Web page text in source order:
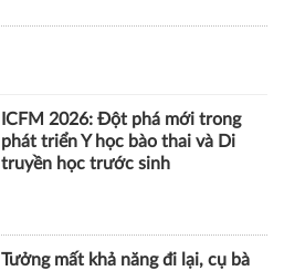
ICFM 2026: Đột phá mới trong
phát triển Y học bào thai và Di
truyền học trước sinh
Tưởng mất khả năng đi lại, cụ bà